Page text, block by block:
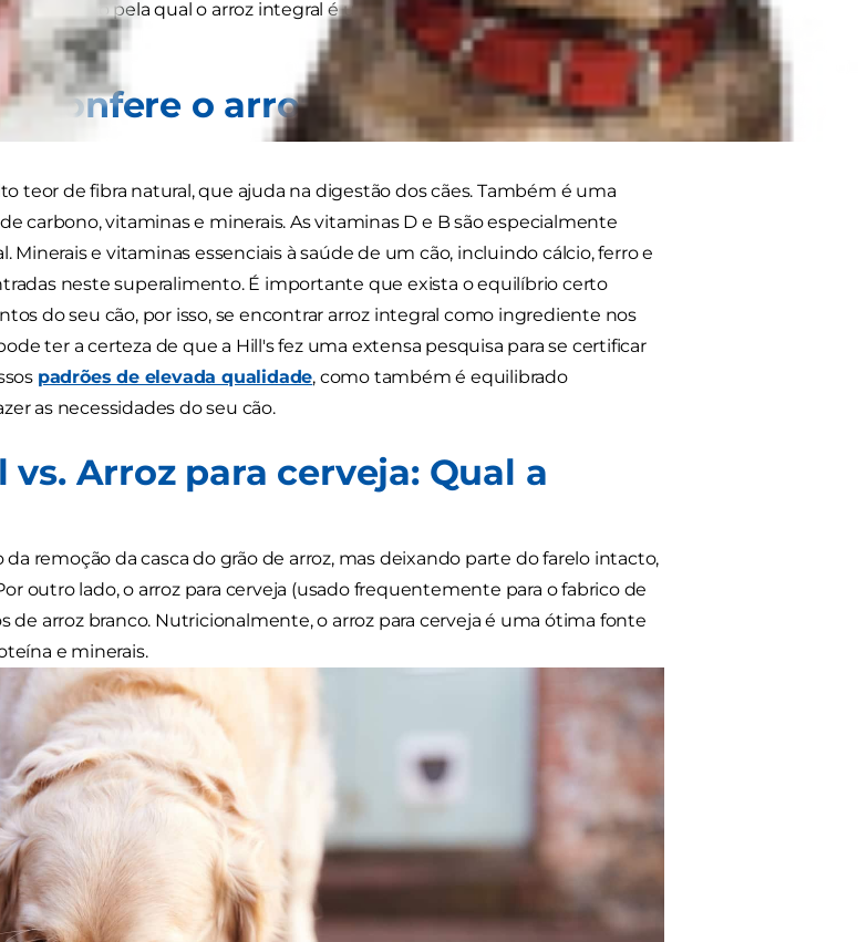
a razão pela qual o arroz integral é um ingrediente essencial em muitos
confere o arroz integral à saúde
teor de fibra natural, que ajuda na digestão dos cães. Também é uma
carbono, vitaminas e minerais. As vitaminas D e B são especialmente
Minerais e vitaminas essenciais à saúde de um cão, incluindo cálcio, ferro e
neste superalimento. É importante que exista o equilíbrio certo
do seu cão, por isso, se encontrar arroz integral como ingrediente nos
ter a certeza de que a Hill's fez uma extensa pesquisa para se certificar
padrões de elevada qualidade, como também é equilibrado
as necessidades do seu cão.
Arroz para cerveja: Qual a
remoção da casca do grão de arroz, mas deixando parte do farelo intacto,
outro lado, o arroz para cerveja (usado frequentemente para o fabrico de
de arroz branco. Nutricionalmente, o arroz para cerveja é uma ótima fonte
e minerais.